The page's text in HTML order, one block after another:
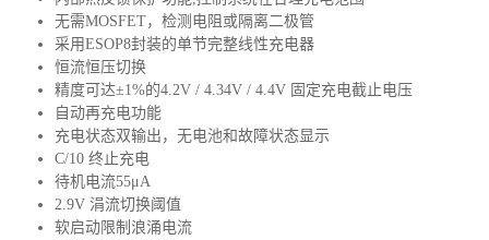
无需MOSFET，检测电阻或隔离二极管
采用ESOP8封装的单节完整线性充电器
恒流恒压切换
精度可达±1%的4.2V / 4.34V / 4.4V 固定充电截止电压
自动再充电功能
充电状态双输出，无电池和故障状态显示
C/10 终止充电
待机电流55μA
2.9V 涓流切换阈值
软启动限制浪涌电流